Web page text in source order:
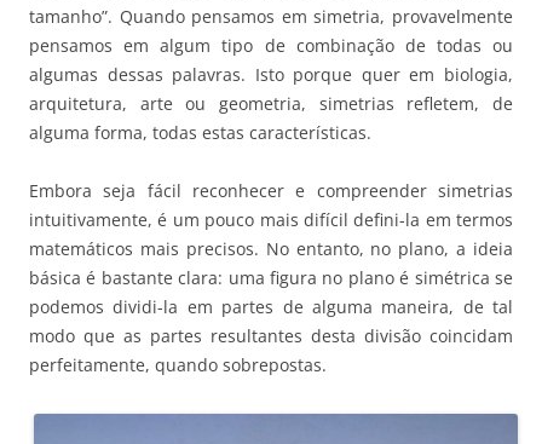
tamanho”. Quando pensamos em simetria, provavelmente
pensamos em algum tipo de combinação de todas ou
algumas dessas palavras. Isto porque quer em biologia,
arquitetura, arte ou geometria, simetrias refletem, de
alguma forma, todas estas características.
Embora seja fácil reconhecer e compreender simetrias
intuitivamente, é um pouco mais difícil defini-la em termos
matemáticos mais precisos. No entanto, no plano, a ideia
básica é bastante clara: uma figura no plano é simétrica se
podemos dividi-la em partes de alguma maneira, de tal
modo que as partes resultantes desta divisão coincidam
perfeitamente, quando sobrepostas.